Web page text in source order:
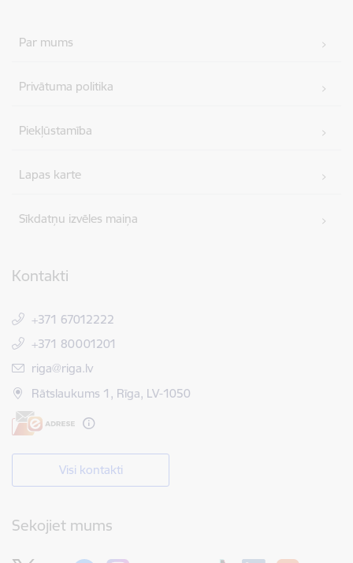
Par mums
Privātuma politika
Piekļūstamība
Lapas karte
Sīkdatņu izvēles maiņa
Kontakti
+371 67012222
+371 80001201
E-pasts:
riga@riga.lv
Rātslaukums 1, Rīga, LV-1050
Visi kontakti
Sekojiet mums